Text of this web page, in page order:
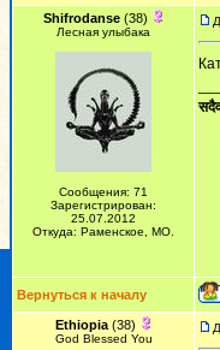
Shifrodanse(38)
Лесная улыбака
Сообщения: 71
Зарегистрирован:
25.07.2012
Откуда: Раменское, МО.
Вернуться к началу
Ethiopia(38)
God Blessed You